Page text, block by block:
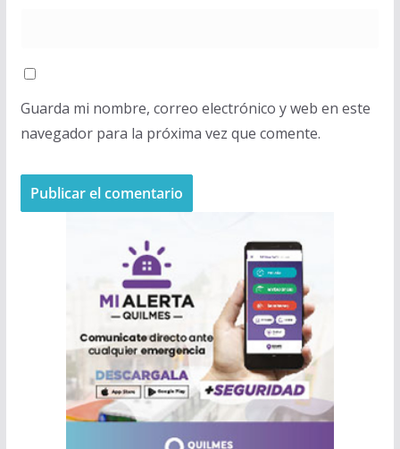
Guarda mi nombre, correo electrónico y web en este
navegador para la próxima vez que comente.